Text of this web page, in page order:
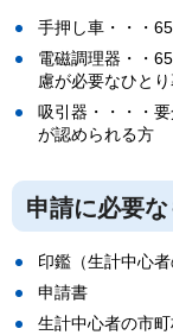
手押し車・・・
電磁調理器・・
慮が必要なひと
吸引器・・・・
が認められる方
申請に必要
印鑑（生計中心者
申請書
生計中心者の市